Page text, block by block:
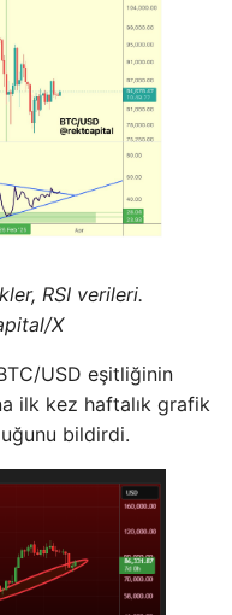
RSI verileri.
X
USD eşitliğinin
ilk kez haftalık grafik
bildirdi.